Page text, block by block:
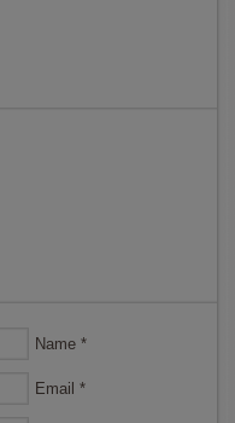
Name *
Email *